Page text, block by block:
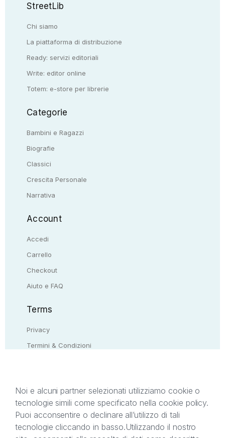
StreetLib
Chi siamo
La piattaforma di distribuzione
Ready: servizi editoriali
Write: editor online
Totem: e-store per librerie
Categorie
Bambini e Ragazzi
Biografie
Classici
Crescita Personale
Narrativa
Account
Accedi
Carrello
Checkout
Aiuto e FAQ
Terms
Privacy
Termini & Condizioni
Il presente sito web è di proprietà di StreetLib S.r.l.
titolare di tutti i diritti di proprietà intellettuale
Noi e alcuni partner selezionati utilizziamo cookie o
tecnologie simili come specificato nella cookie policy.
Puoi acconsentire o declinare all’utilizzo di tali
tecnologie cliccando in basso.Utilizzando il nostro